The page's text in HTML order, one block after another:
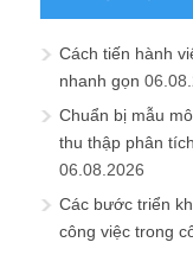
Cách tiến hành
nhanh gọn
Chuẩn bị mẫu
thu thập phân
06.08.2026
Các bước triển
công việc trong